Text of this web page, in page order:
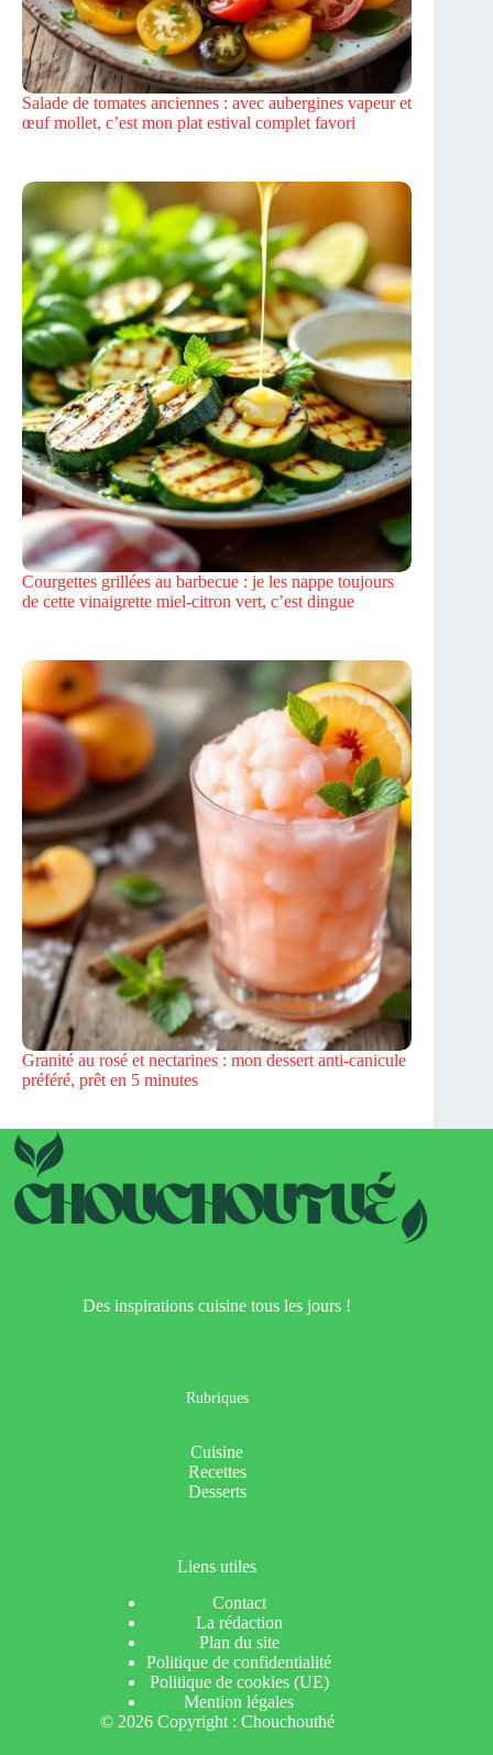
Salade de tomates anciennes : avec aubergines vapeur et
œuf mollet, c’est mon plat estival complet favori
Courgettes grillées au barbecue : je les nappe toujours
de cette vinaigrette miel-citron vert, c’est dingue
Granité au rosé et nectarines : mon dessert anti-canicule
préféré, prêt en 5 minutes
Des inspirations cuisine tous les jours !
Rubriques
Cuisine
Recettes
Desserts
Liens utiles
Contact
La rédaction
Plan du site
Politique de confidentialité
Politique de cookies (UE)
Mention légales
© 2026 Copyright : Chouchouthé